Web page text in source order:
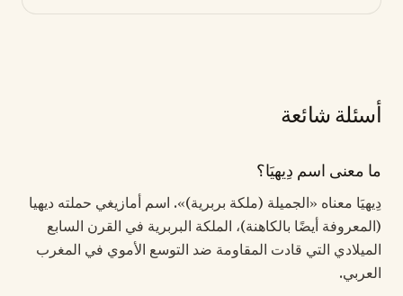
أسئلة شائعة
ما معنى اسم دِيهيَا؟
دِيهيَا معناه «الجميلة (ملكة بربرية)». اسم أمازيغي حملته ديهيا
(المعروفة أيضًا بالكاهنة)، الملكة البربرية في القرن السابع
الميلادي التي قادت المقاومة ضد التوسع الأموي في المغرب
العربي.